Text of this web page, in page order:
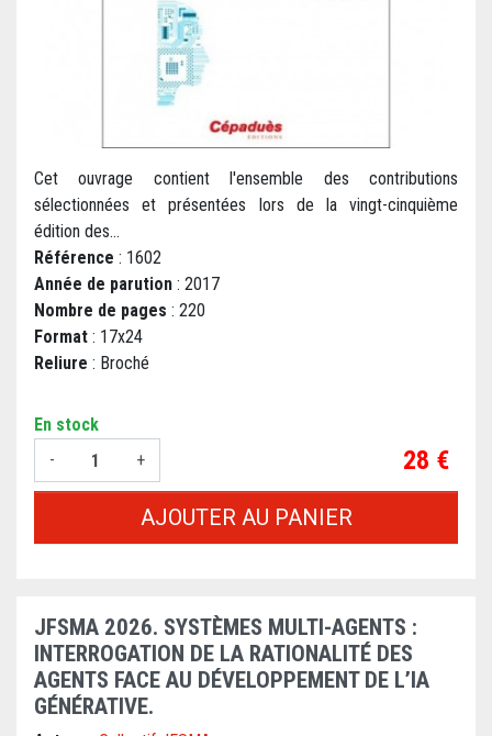
Cet ouvrage contient l'ensemble des contributions
sélectionnées et présentées lors de la vingt-cinquième
édition des...
Référence : 1602
Année de parution : 2017
Nombre de pages : 220
Format : 17x24
Reliure : Broché
En stock
-
+ Prix
28 €
AJOUTER AU PANIER
JFSMA 2026. SYSTÈMES MULTI-AGENTS :
INTERROGATION DE LA RATIONALITÉ DES
AGENTS FACE AU DÉVELOPPEMENT DE L’IA
GÉNÉRATIVE.